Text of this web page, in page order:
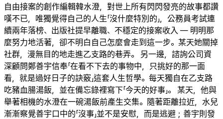
自由接案的創作編輯韓水澄，對世上所有閃閃發亮的故事都讚
嘆不已，唯獨覺得自己的人生「沒什麼特別的」，公務員考試連
續兩年落榜、出版社提早離職、不穩定的接案收入 — 明明那
麼努力地活著，卻不明白自己怎麼會走到這一步。某天她關掉
社群，漫無目的地走進乙支路的巷弄。 另一邊，諮詢公司資
深顧問鄭善宇信奉「在看不下去的事物中，只挑好的那一面
看，就是過好日子的訣竅」這套人生哲學。每天獨自在乙支路
吃豬血腸湯飯，並在備忘錄裡寫下「今天的好事」。 某天，他與
舉著相機的水澄在一碗湯飯前產生交集。隨著距離拉近，水兒
漸漸察覺善宇口中的「沒事」並不是安慰，而是逃避；善宇則發